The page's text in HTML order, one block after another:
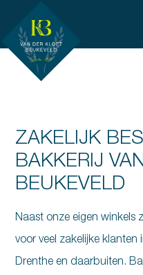
ZAKELIJK
BAKKERIJ
BEUKEVELD
Naast onze eigen winkels
voor veel zakelijke klanten
Drenthe en daarbuiten.